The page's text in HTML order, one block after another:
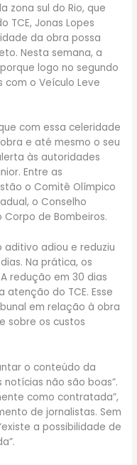
zona sul do Rio, que
TCE, Jonas Lopes
da obra possa
Nesta semana, a
logo no segundo
o Veículo Leve
com essa celeridade
e até mesmo o seu
às autoridades
Entre as
o Comitê Olímpico
o Conselho
de Bombeiros.
aditivo adiou e reduziu
Na prática, os
redução em 30 dias
do TCE. Esse
em relação à obra
sobre os custos
o conteúdo da
não são boas”.
como contratada”,
de jornalistas. Sem
a possibilidade de